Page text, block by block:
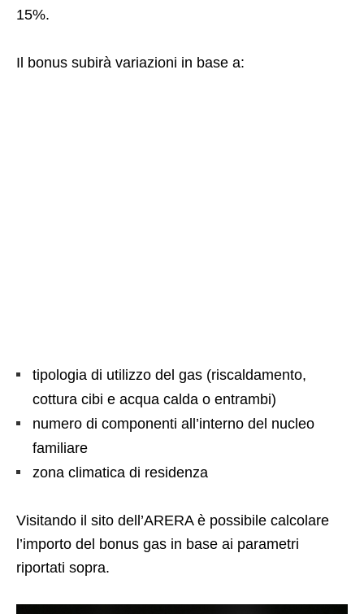
15%.
Il bonus subirà variazioni in base a:
tipologia di utilizzo del gas (riscaldamento,
cottura cibi e acqua calda o entrambi)
numero di componenti all’interno del nucleo
familiare
zona climatica di residenza
Visitando il sito dell’ARERA è possibile calcolare
l’importo del bonus gas in base ai parametri
riportati sopra.